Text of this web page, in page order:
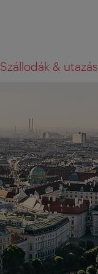
Szállodák & utazás